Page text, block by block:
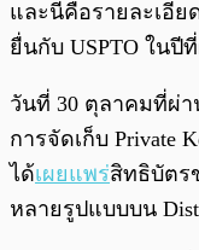
และนี่คือรายละเอีย
ยื่นกับ USPTO ในปี
วันที่ 30 ตุลาคมที่ผ่า
การจัดเก็บ Private
ได้เผยแพร่สิทธิบัตร
หลายรูปแบบบน